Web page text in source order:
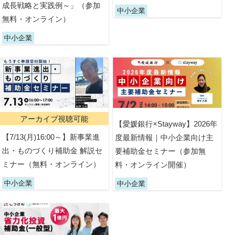
成長戦略と実践例～」（参加
無料・オンライン）
中小企業
中小企業
アーカイブ視聴可能
【7/13(月)16:00～】新事業進
出・ものづくり補助金 解説セ
ミナー（無料・オンライン）
中小企業
【愛媛銀行×Stayway】2026年
度最新情報｜中小企業向け主
要補助金セミナー（参加無
料・オンライン開催）
中小企業